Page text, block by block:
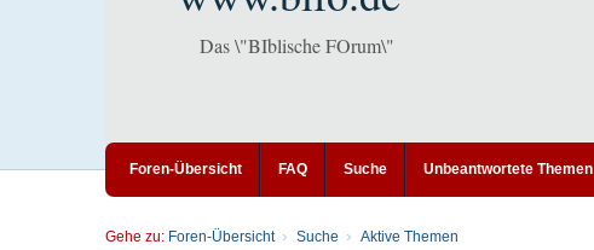
Das \"BIblische FOrum\"
Foren-Übersicht FAQ Suche Unbeantwortete Themen
Gehe zu: Foren-Übersicht Suche Aktive Themen